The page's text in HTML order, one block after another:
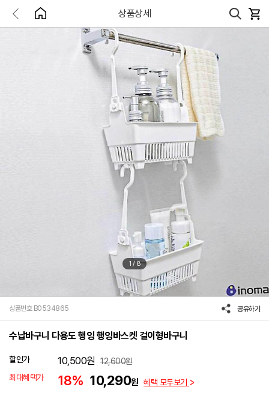
상품상세
1 / 8
상품번호 B0534865 공유하기
수납바구니 다용도 행잉 행잉바스켓 걸이형바구니
할인가 10,500원 12,600원
최대혜택가
18% 10,290원 혜택 모두보기